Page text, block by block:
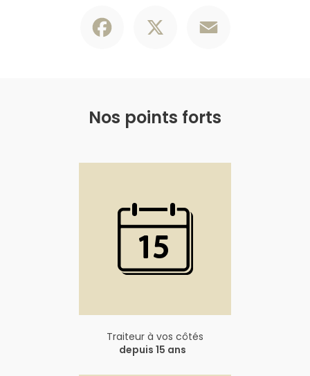
Nos points forts
Traiteur à vos côtés
depuis 15 ans